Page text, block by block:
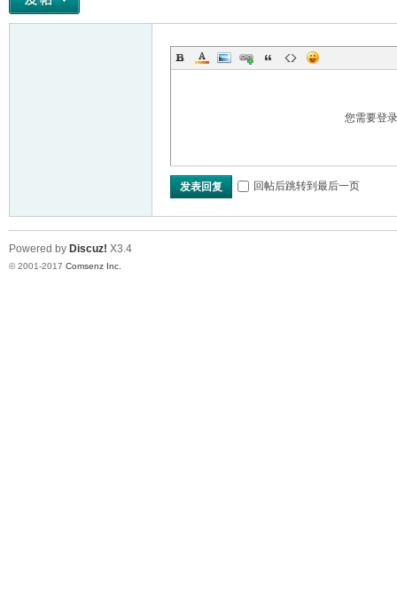
M
您需要登
发表回复 回帖后跳转到最后一页
Powered by Discuz! X3.4
© 2001-2017 Comsenz Inc.